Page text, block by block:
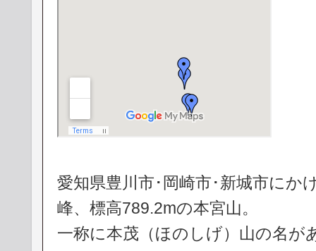
愛知県豊川市･岡崎市･新城市にか
峰、標高789.2mの本宮山。
一称に本茂（ほのしげ）山の名が